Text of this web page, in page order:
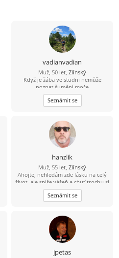
vadianvadian
Muž, 50 let, Zlínský
Když je žába ve studni nemůže
poznat šumění moře
Seznámit se
hanzlik
Muž, 55 let, Zlínský
Ahojte, nehledám zde lásku na celý
život, ale spíše vášeň a chuť trochu si
ještě užít sexu. Nabízím diskrétnost,
serióznost, mobilitu a hlavně velkou
chuť. Pokud jsi na tom podobně,
Seznámit se
jpetas